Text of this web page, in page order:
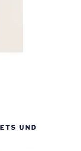
UND